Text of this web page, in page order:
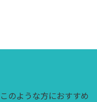
このような方におすすめ